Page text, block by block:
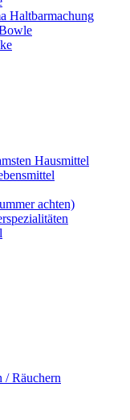
Haltbarmachung
Hausmittel
achten)
/ Räuchern